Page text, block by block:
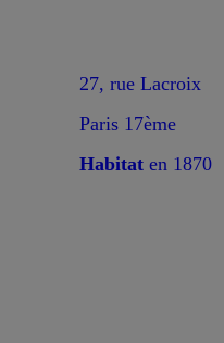
27, rue Lacroix
Paris 17ème
Habitat en 1870